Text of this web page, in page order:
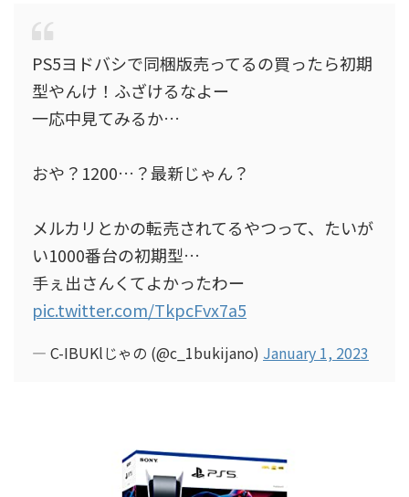
PS5ヨドバシで同梱版売ってるの買ったら初期
型やんけ！ふざけるなよー
一応中見てみるか…
おや？1200…？最新じゃん？
メルカリとかの転売されてるやつって、たいが
い1000番台の初期型…
手ぇ出さんくてよかったわー
pic.twitter.com/TkpcFvx7a5
— C-IBUKlじゃの (@c_1bukijano) January 1, 2023